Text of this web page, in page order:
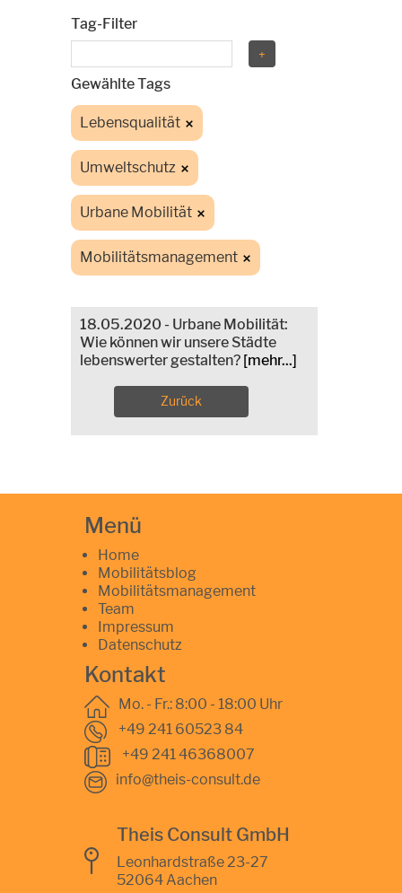
Tag-Filter
Gewählte Tags
Lebensqualität
Umweltschutz
Urbane Mobilität
Mobilitätsmanagement
18.05.2020 - Urbane Mobilität:
Wie können wir unsere Städte
lebenswerter gestalten? [mehr...]
Zurück
Menü
Home
Mobilitätsblog
Mobilitätsmanagement
Team
Impressum
Datenschutz
Kontakt
Mo. - Fr.: 8:00 - 18:00 Uhr
+49 241 60523 84
+49 241 46368007
info@theis-consult.de
Theis Consult GmbH
Leonhardstraße 23-27
52064 Aachen